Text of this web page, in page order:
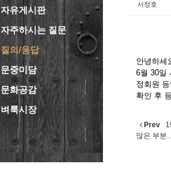
자유게시판
자주하시는 질문
질의/응답
문중미담
문화공감
벼룩시장
서정호
안녕하세
6월 30일
정회원
확인 후
Prev
많은 부분